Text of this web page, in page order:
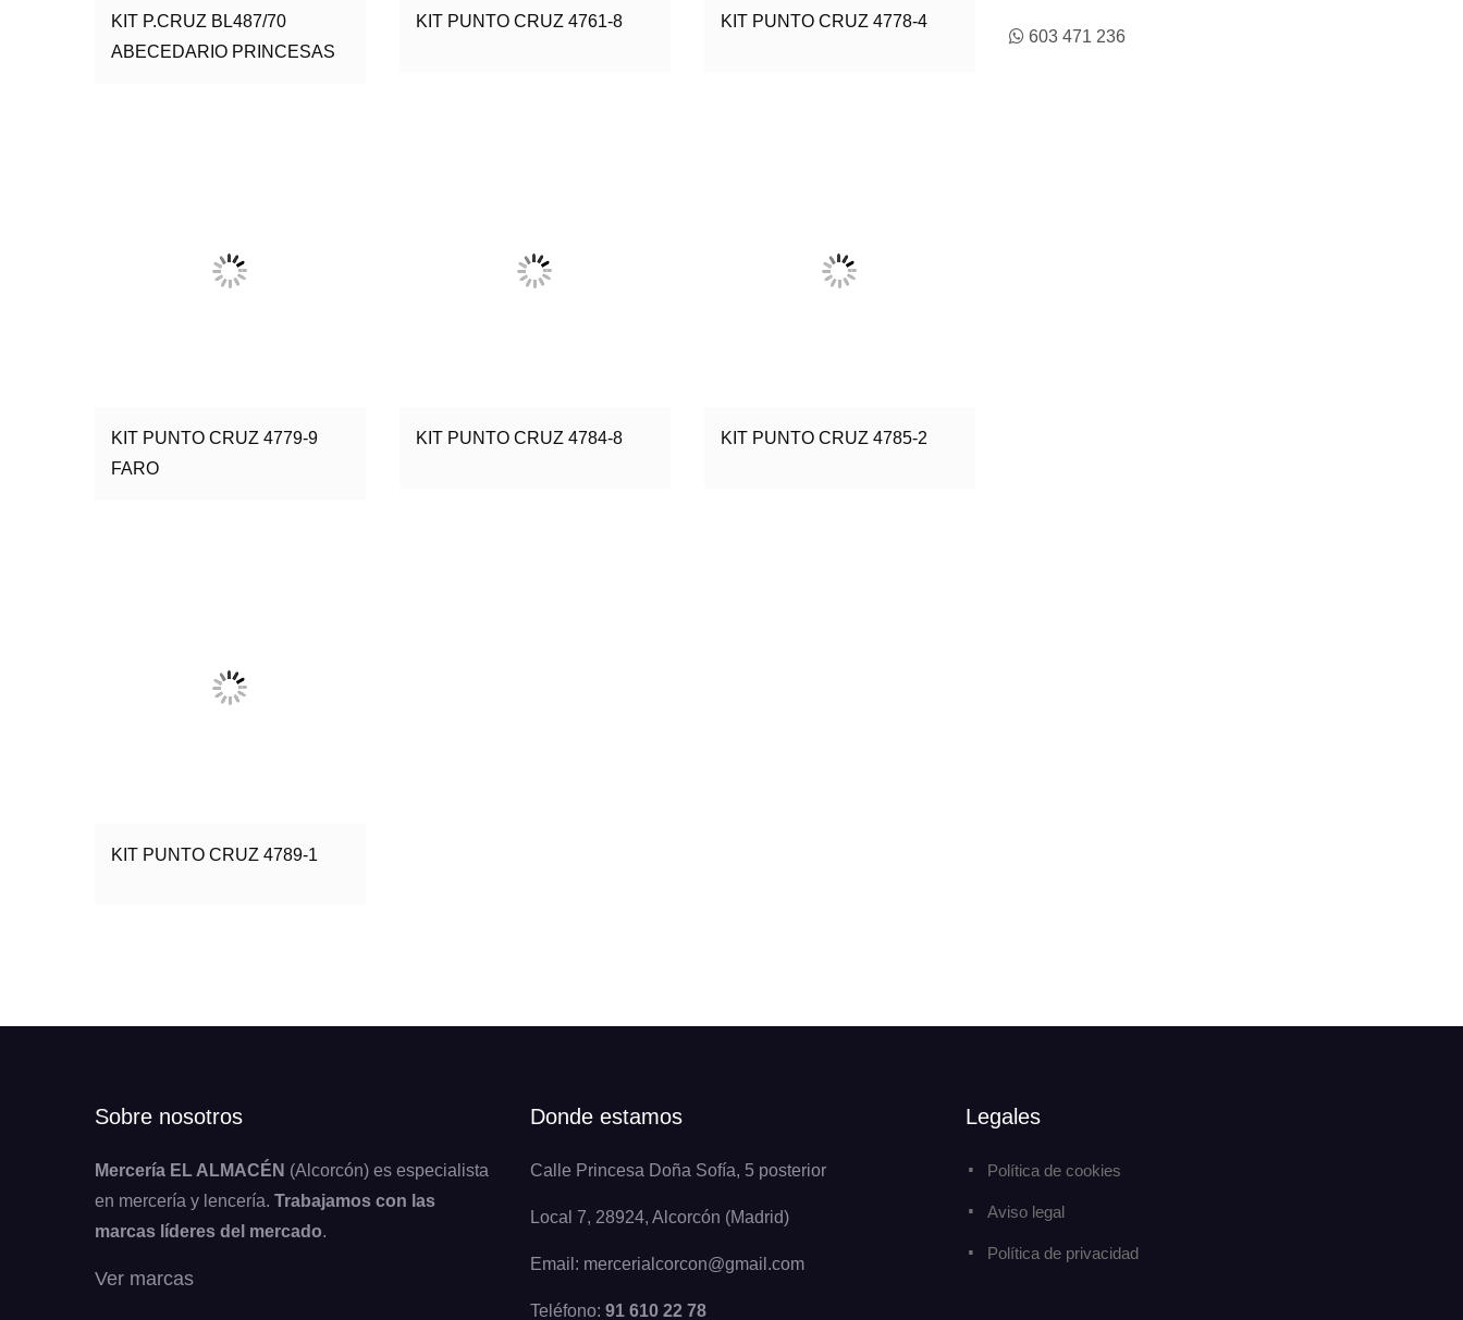
KIT P.CRUZ BL487/70
ABECEDARIO PRINCESAS
KIT PUNTO CRUZ 4761-8 KIT PUNTO CRUZ 4778-4
KIT PUNTO CRUZ 4779-9
FARO
KIT PUNTO CRUZ 4784-8 KIT PUNTO CRUZ 4785-2
KIT PUNTO CRUZ 4789-1
603 471 236
Sobre nosotros
Mercería EL ALMACÉN (Alcorcón) es especialista
en mercería y lencería. Trabajamos con las
marcas líderes del mercado.
Ver marcas
Donde estamos
Calle Princesa Doña Sofía, 5 posterior
Local 7, 28924, Alcorcón (Madrid)
Email: mercerialcorcon@gmail.com
Teléfono: 91 610 22 78
Legales
Política de cookies
Aviso legal
Política de privacidad